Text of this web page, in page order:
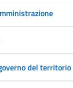
del territorio